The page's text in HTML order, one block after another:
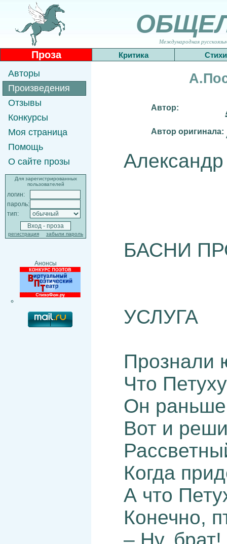
Международная
Проза Критика Стихи
Авторы
Произведения
Отзывы
Конкурсы
Моя страница
Помощь
О сайте прозы
Для зарегистрированных
пользователей
логин:
пароль:
тип:
регистрация забыли пароль
Анонсы
Автор:
Автор оригинала:
БАСНИ
УСЛУГА
Прознали
Что
Он раньше
Вот и
Когда
А что
Конечно,
– Ну, брат!